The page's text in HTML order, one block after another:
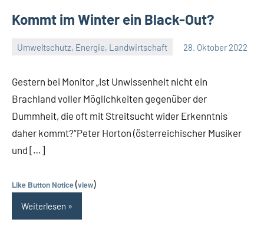
Kommt im Winter ein Black-Out?
Umweltschutz, Energie, Landwirtschaft 28. Oktober 2022
Gestern bei Monitor „Ist Unwissenheit nicht ein
Brachland voller Möglichkeiten gegenüber der
Dummheit, die oft mit Streitsucht wider Erkenntnis
daher kommt?“Peter Horton (österreichischer Musiker
und […]
Like Button Notice(view)
Weiterlesen